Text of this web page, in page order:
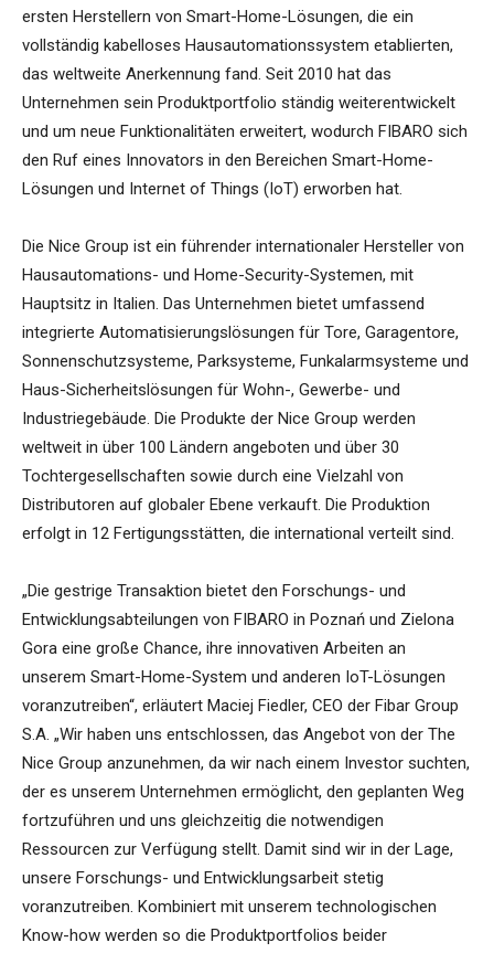
ersten Herstellern von Smart-Home-Lösungen, die ein
vollständig kabelloses Hausautomationssystem etablierten,
das weltweite Anerkennung fand. Seit 2010 hat das
Unternehmen sein Produktportfolio ständig weiterentwickelt
und um neue Funktionalitäten erweitert, wodurch FIBARO sich
den Ruf eines Innovators in den Bereichen Smart-Home-
Lösungen und Internet of Things (IoT) erworben hat.
Die Nice Group ist ein führender internationaler Hersteller von
Hausautomations- und Home-Security-Systemen, mit
Hauptsitz in Italien. Das Unternehmen bietet umfassend
integrierte Automatisierungslösungen für Tore, Garagentore,
Sonnenschutzsysteme, Parksysteme, Funkalarmsysteme und
Haus-Sicherheitslösungen für Wohn-, Gewerbe- und
Industriegebäude. Die Produkte der Nice Group werden
weltweit in über 100 Ländern angeboten und über 30
Tochtergesellschaften sowie durch eine Vielzahl von
Distributoren auf globaler Ebene verkauft. Die Produktion
erfolgt in 12 Fertigungsstätten, die international verteilt sind.
„Die gestrige Transaktion bietet den Forschungs- und
Entwicklungsabteilungen von FIBARO in Poznań und Zielona
Gora eine große Chance, ihre innovativen Arbeiten an
unserem Smart-Home-System und anderen IoT-Lösungen
voranzutreiben“, erläutert Maciej Fiedler, CEO der Fibar Group
S.A. „Wir haben uns entschlossen, das Angebot von der The
Nice Group anzunehmen, da wir nach einem Investor suchten,
der es unserem Unternehmen ermöglicht, den geplanten Weg
fortzuführen und uns gleichzeitig die notwendigen
Ressourcen zur Verfügung stellt. Damit sind wir in der Lage,
unsere Forschungs- und Entwicklungsarbeit stetig
voranzutreiben. Kombiniert mit unserem technologischen
Know-how werden so die Produktportfolios beider